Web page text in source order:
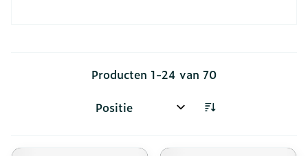
Producten 1-24 van 70
Sorteer op: